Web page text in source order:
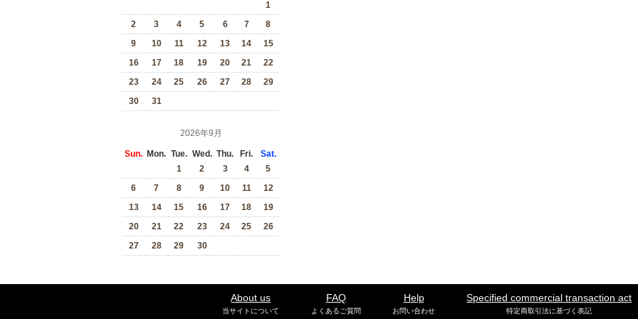
1
2
3 4 5 6 7
8
9
10 11 12 13 14
15
16
17 18 19 20 21
22
23
24 25 26 27 28
29
30
31
2026年9月
Sun. Mon. Tue. Wed. Thu. Fri.
Sat.
1
2 3 4
5
6
7 8 9 10 11
12
13
14 15 16 17 18
19
20
21 22 23 24 25
26
27
28 29 30
About us
当サイトについて
FAQ
よくあるご質問
Help
お問い合わせ
Specified commercial transaction act
特定商取引法に基づく表記